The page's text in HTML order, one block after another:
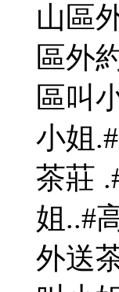
山區
區外
區叫
小姐
茶莊
姐..#
外送